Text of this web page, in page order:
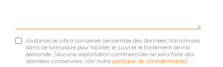
J'autorise ce site à conserver l'ensemble des données transmises
dans ce formulaire pour faciliter le suivi et le traitement de ma
demande. (Aucune exploitation commerciale ne sera faite des
données conservées. Voir notrepolitique de confidentialité)